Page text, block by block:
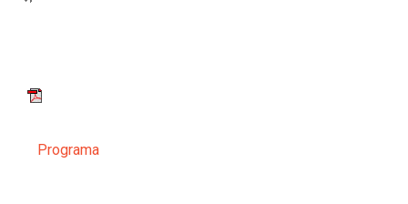
Programa